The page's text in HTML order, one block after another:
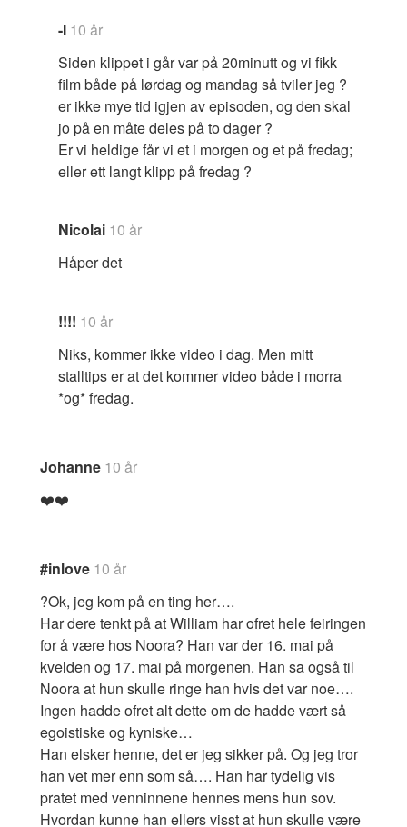
-I 10 år
Siden klippet i går var på 20minutt og vi fikk
film både på lørdag og mandag så tviler jeg ?
er ikke mye tid igjen av episoden, og den skal
jo på en måte deles på to dager ?
Er vi heldige får vi et i morgen og et på fredag;
eller ett langt klipp på fredag ?
Nicolai 10 år
Håper det
!!!! 10 år
Niks, kommer ikke video i dag. Men mitt
stalltips er at det kommer video både i morra
*og* fredag.
Johanne 10 år
❤️❤️
#inlove 10 år
?Ok, jeg kom på en ting her….
Har dere tenkt på at William har ofret hele feiringen
for å være hos Noora? Han var der 16. mai på
kvelden og 17. mai på morgenen. Han sa også til
Noora at hun skulle ringe han hvis det var noe….
Ingen hadde ofret alt dette om de hadde vært så
egoistiske og kyniske…
Han elsker henne, det er jeg sikker på. Og jeg tror
han vet mer enn som så…. Han har tydelig vis
pratet med venninnene hennes mens hun sov.
Hvordan kunne han ellers visst at hun skulle være